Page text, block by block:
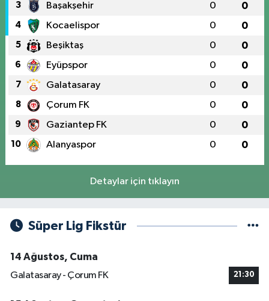
3 Başakşehir 0 0
4 Kocaelispor 0 0
5 Beşiktaş 0 0
6 Eyüpspor 0 0
7 Galatasaray 0 0
8 Çorum FK 0 0
9 Gaziantep FK 0 0
10 Alanyaspor 0 0
Detaylar için tıklayın
Süper Lig Fikstür
14 Ağustos, Cuma
Galatasaray - Çorum FK
21:30